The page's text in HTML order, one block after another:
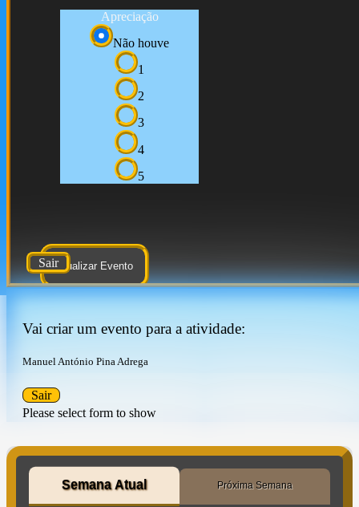
Apreciação
Não houve
1
2
3
4
5
Atualizar Evento
Sair
Vai criar um evento para a atividade:
Manuel António Pina Adrega
Please select form to show
Sair
Semana Atual Próxima Semana